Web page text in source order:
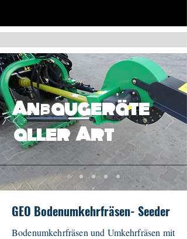
Anbaugeräte
aller Art
GEO Bodenumkehrfräsen- Seeder
Bodenumkehrfräsen und Umkehrfräsen mit